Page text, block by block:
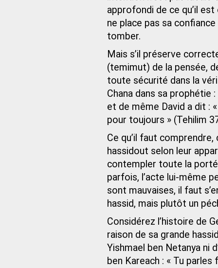
approfondi de ce qu’il
ne place pas sa
tomber.
Mais s’il préserve
(temimut) de la pensée,
toute sécurité dans la
Chana dans sa prophétie
et de même David a dit :
pour toujours » (Tehilim
Ce qu’il faut comprendre,
hassidout selon leur
contempler toute la
parfois, l’acte lui-même
sont mauvaises, il faut
hassid, mais plutôt un
Considérez l’histoire de
raison de sa grande
Yishmael ben Netanya ni
ben Kareach : « Tu parles